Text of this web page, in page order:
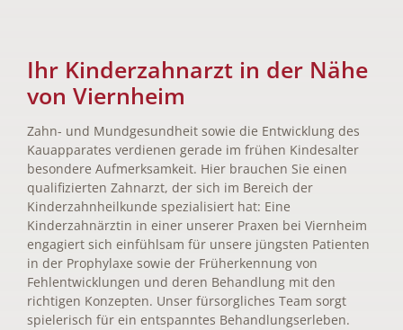
Ihr Kinderzahnarzt in der Nähe
von Viernheim
Zahn- und Mundgesundheit sowie die Entwicklung des
Kauapparates verdienen gerade im frühen Kindesalter
besondere Aufmerksamkeit. Hier brauchen Sie einen
qualifizierten Zahnarzt, der sich im Bereich der
Kinderzahnheilkunde spezialisiert hat: Eine
Kinderzahnärztin in einer unserer Praxen bei Viernheim
engagiert sich einfühlsam für unsere jüngsten Patienten
in der Prophylaxe sowie der Früherkennung von
Fehlentwicklungen und deren Behandlung mit den
richtigen Konzepten. Unser fürsorgliches Team sorgt
spielerisch für ein entspanntes Behandlungserleben.